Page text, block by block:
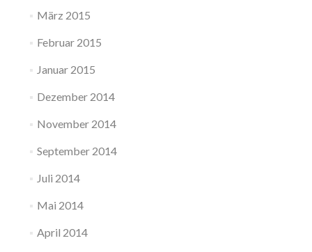
März 2015
Februar 2015
Januar 2015
Dezember 2014
November 2014
September 2014
Juli 2014
Mai 2014
April 2014